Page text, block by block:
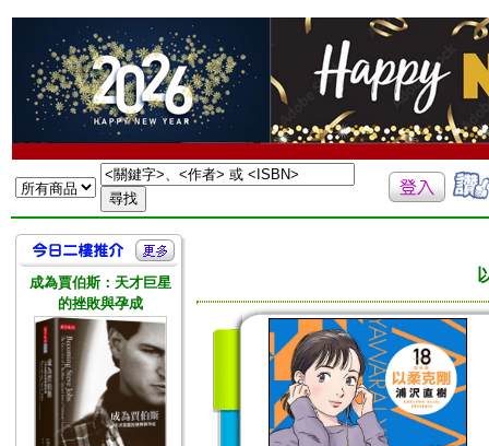
成為賈伯斯：天才巨星
的挫敗與孕成